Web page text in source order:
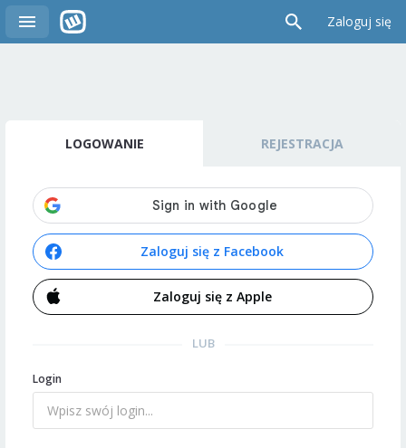
Zaloguj się
LOGOWANIE REJESTRACJA
Zaloguj się z Facebook
Zaloguj się z Apple
LUB
Login